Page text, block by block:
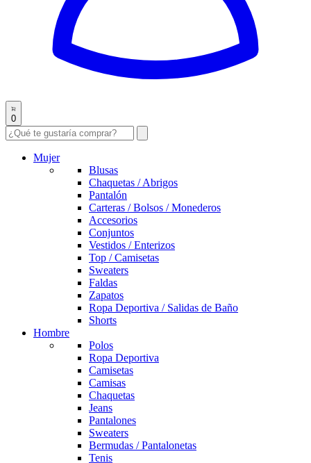
0
Mujer
Blusas
Chaquetas / Abrigos
Pantalón
Carteras / Bolsos / Monederos
Accesorios
Conjuntos
Vestidos / Enterizos
Top / Camisetas
Sweaters
Faldas
Zapatos
Ropa Deportiva / Salidas de Baño
Shorts
Hombre
Polos
Ropa Deportiva
Camisetas
Camisas
Chaquetas
Jeans
Pantalones
Sweaters
Bermudas / Pantalonetas
Tenis